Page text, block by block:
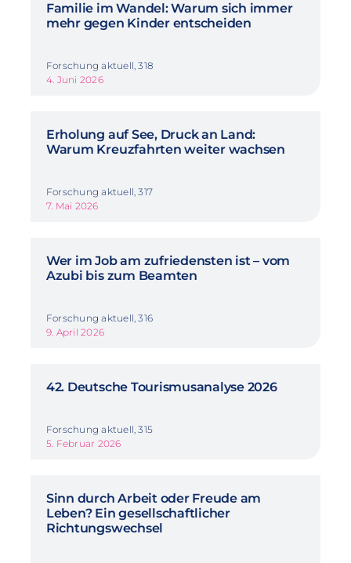
Familie im Wandel: Warum sich immer
mehr gegen Kinder entscheiden
Forschung aktuell, 318
4. Juni 2026
Erholung auf See, Druck an Land:
Warum Kreuzfahrten weiter wachsen
Forschung aktuell, 317
7. Mai 2026
Wer im Job am zufriedensten ist – vom
Azubi bis zum Beamten
Forschung aktuell, 316
9. April 2026
42. Deutsche Tourismusanalyse 2026
Forschung aktuell, 315
5. Februar 2026
Sinn durch Arbeit oder Freude am
Leben? Ein gesellschaftlicher
Richtungswechsel